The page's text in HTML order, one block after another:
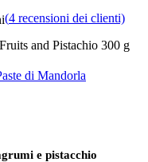
(4 recensioni dei clienti)
and Pistachio 300 g
di Mandorla
e pistacchio